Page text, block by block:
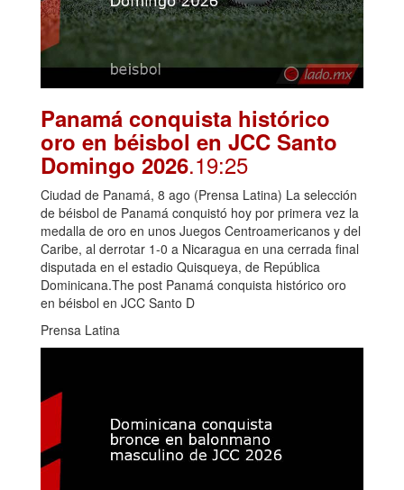
Panamá conquista histórico
oro en béisbol en JCC Santo
Domingo 2026.19:25
Ciudad de Panamá, 8 ago (Prensa Latina) La selección
de béisbol de Panamá conquistó hoy por primera vez la
medalla de oro en unos Juegos Centroamericanos y del
Caribe, al derrotar 1-0 a Nicaragua en una cerrada final
disputada en el estadio Quisqueya, de República
Dominicana.The post Panamá conquista histórico oro
en béisbol en JCC Santo D
Prensa Latina